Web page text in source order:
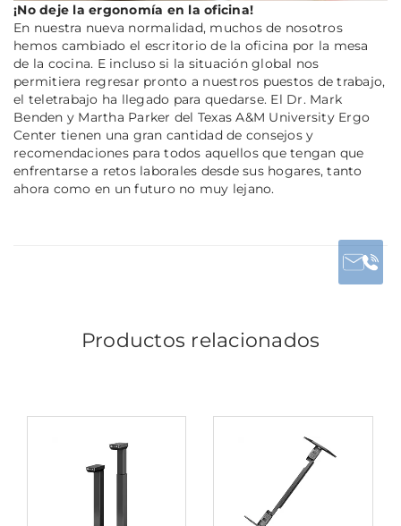
¡No deje la ergonomía en la oficina!
En nuestra nueva normalidad, muchos de nosotros
hemos cambiado el escritorio de la oficina por la mesa
de la cocina. E incluso si la situación global nos
permitiera regresar pronto a nuestros puestos de trabajo,
el teletrabajo ha llegado para quedarse. El Dr. Mark
Benden y Martha Parker del Texas A&M University Ergo
Center tienen una gran cantidad de consejos y
recomendaciones para todos aquellos que tengan que
enfrentarse a retos laborales desde sus hogares, tanto
ahora como en un futuro no muy lejano.
Productos relacionados